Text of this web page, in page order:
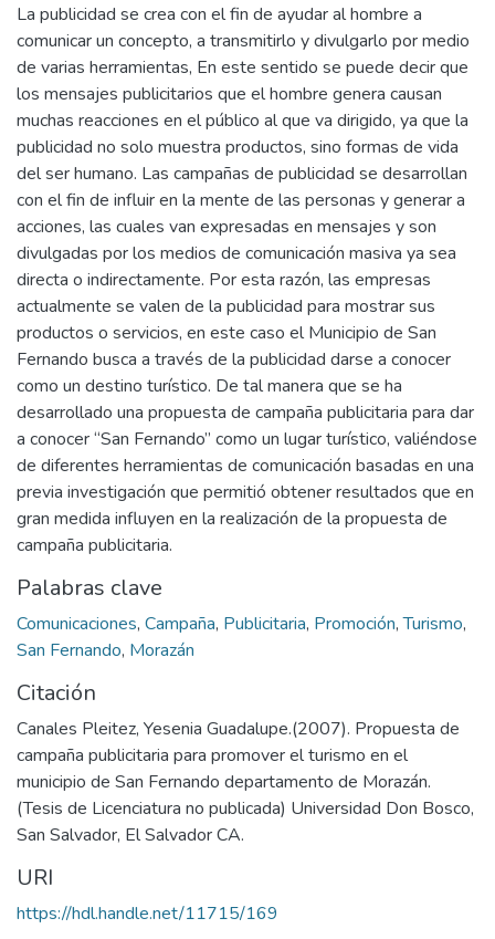
La publicidad se crea con el fin de ayudar al hombre a
comunicar un concepto, a transmitirlo y divulgarlo por medio
de varias herramientas, En este sentido se puede decir que
los mensajes publicitarios que el hombre genera causan
muchas reacciones en el público al que va dirigido, ya que la
publicidad no solo muestra productos, sino formas de vida
del ser humano. Las campañas de publicidad se desarrollan
con el fin de influir en la mente de las personas y generar a
acciones, las cuales van expresadas en mensajes y son
divulgadas por los medios de comunicación masiva ya sea
directa o indirectamente. Por esta razón, las empresas
actualmente se valen de la publicidad para mostrar sus
productos o servicios, en este caso el Municipio de San
Fernando busca a través de la publicidad darse a conocer
como un destino turístico. De tal manera que se ha
desarrollado una propuesta de campaña publicitaria para dar
a conocer “San Fernando” como un lugar turístico, valiéndose
de diferentes herramientas de comunicación basadas en una
previa investigación que permitió obtener resultados que en
gran medida influyen en la realización de la propuesta de
campaña publicitaria.
Palabras clave
Comunicaciones, Campaña, Publicitaria, Promoción,Turismo,
San Fernando, Morazán
Citación
Canales Pleitez, Yesenia Guadalupe.(2007). Propuesta de
campaña publicitaria para promover el turismo en el
municipio de San Fernando departamento de Morazán.
(Tesis de Licenciatura no publicada) Universidad Don Bosco,
San Salvador, El Salvador CA.
URI
https://hdl.handle.net/11715/169